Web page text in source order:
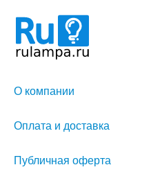
О компании
Оплата и доставка
Публичная оферта